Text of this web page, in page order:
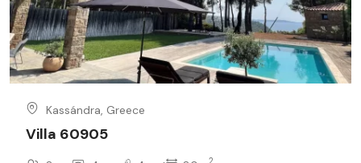
Kassándra, Greece
Villa 60905